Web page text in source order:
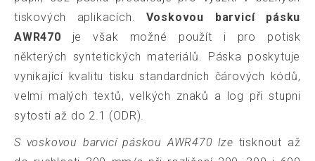
tiskových aplikacích. Voskovou barvicí pásku
AWR470 je však možné použít i pro potisk
některých syntetických materiálů. Páska poskytuje
vynikající kvalitu tisku standardních čárových kódů,
velmi malých textů, velkých znaků a log při stupni
sytosti až do 2.1 (ODR).
S voskovou barvicí páskou AWR470 lze tisknout až